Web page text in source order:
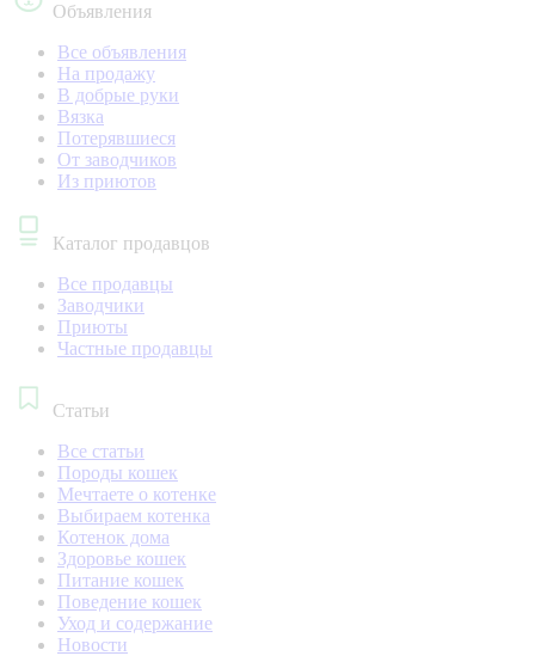
Объявления
Все объявления
На продажу
В добрые руки
Вязка
Потерявшиеся
От заводчиков
Из приютов
Каталог продавцов
Все продавцы
Заводчики
Приюты
Частные продавцы
Статьи
Все статьи
Породы кошек
Мечтаете о котенке
Выбираем котенка
Котенок дома
Здоровье кошек
Питание кошек
Поведение кошек
Уход и содержание
Новости